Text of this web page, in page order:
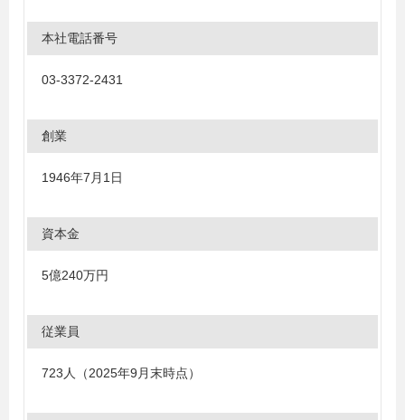
本社電話番号
03-3372-2431
創業
1946年7月1日
資本金
5億240万円
従業員
723人（2025年9月末時点）